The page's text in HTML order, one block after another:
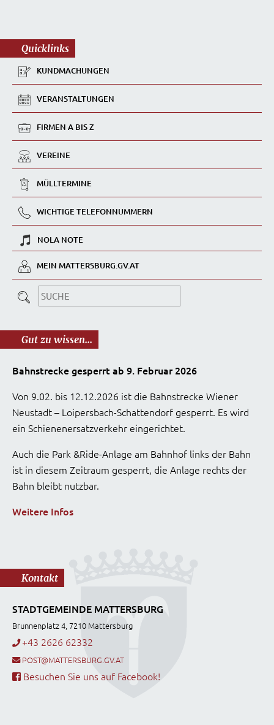
Quicklinks
KUNDMACHUNGEN
VERANSTALTUNGEN
FIRMEN A BIS Z
VEREINE
MÜLLTERMINE
WICHTIGE TELEFONNUMMERN
NOLA NOTE
MEIN MATTERSBURG.GV.AT
Gut zu wissen...
Bahnstrecke gesperrt ab 9. Februar 2026
Von 9.02. bis 12.12.2026 ist die Bahnstrecke Wiener
Neustadt – Loipersbach-Schattendorf gesperrt. Es wird
ein Schienenersatzverkehr eingerichtet.
Auch die Park &Ride-Anlage am Bahnhof links der Bahn
ist in diesem Zeitraum gesperrt, die Anlage rechts der
Bahn bleibt nutzbar.
Weitere Infos
Kontakt
STADTGEMEINDE MATTERSBURG
Brunnenplatz 4, 7210 Mattersburg
+43 2626 62332
POST@MATTERSBURG.GV.AT
Besuchen Sie uns auf Facebook!